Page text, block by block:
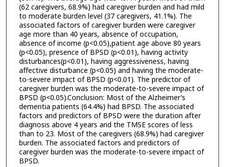
(62 caregivers, 68.9%) had caregiver burden and had mild
to moderate burden level (37 caregivers, 41.1%). The
associated factors of caregiver burden were caregiver
age more than 40 years, absence of occupation,
absence of income (p<0.05),patient age above 80 years
(p<0.05), presence of BPSD (p<0.01), having activity
disturbances(p<0.01), having aggressiveness, having
affective disturbance (p<0.05) and having the moderate-
to-severe impact of BPSD (p<0.01). The predictor of
caregiver burden was the moderate-to-severe impact of
BPSD (p<0.05).Conclusion: Most of the Alzheimer’s
dementia patients (64.4%) had BPSD. The associated
factors and predictors of BPSD were the duration after
diagnosis above 4 years and the TMSE scores of less
than to 23. Most of the caregivers (68.9%) had caregiver
burden. The associated factors and predictors of
caregiver burden was the moderate-to-severe impact of
BPSD.